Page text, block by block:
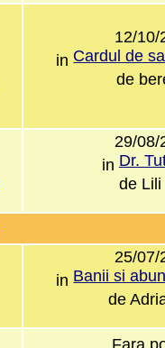
12/10/
in
de
29/08/
inDr.
de
25/07/
in
de